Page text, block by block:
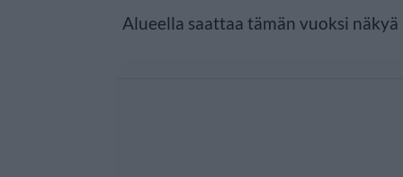
Alueella saattaa tämän vuoksi